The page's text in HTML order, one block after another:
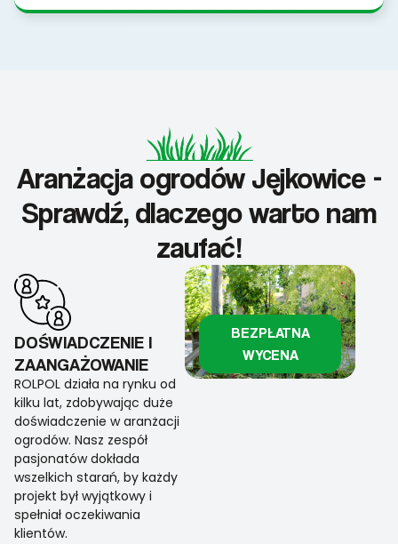
Aranżacja ogrodów Jejkowice -
Sprawdź, dlaczego warto nam
zaufać!
DOŚWIADCZENIE I
ZAANGAŻOWANIE
ROLPOL działa na rynku od
kilku lat, zdobywając duże
doświadczenie w aranżacji
ogrodów. Nasz zespół
pasjonatów dokłada
wszelkich starań, by każdy
projekt był wyjątkowy i
spełniał oczekiwania
klientów.
BEZPŁATNA
WYCENA